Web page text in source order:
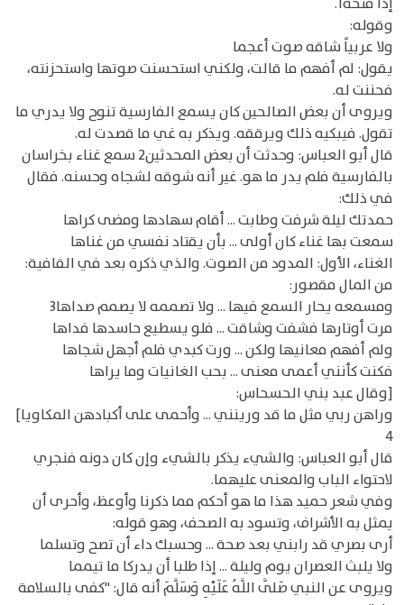
وقوله:
ولا عربياً شاقه صوت أعجما
يقول: لم أفهم ما قالت، ولكني استحسنت صوتها واستحزنته،
فحننت له.
ويروى أن بعض الصالحين كان يسمع الفارسية تنوح ولا يدري ما
تقول. فيبكيه ذلك ويرققه. ويذكر به غي ما قصدت له.
قال أبو العباس: وحدثت أن بعض المحدثين2 سمع غناء بخراسان
بالفارسية فلم يدر ما هو. غير أنه شوقه لشجاه وحسنه. فقال
في ذلك:
حمدتك ليلة شرفت وطابت ... أقام سهادها ومضى كراها
سمعت بها غناء كان أولى ... بأن يقتاد نفسي من غناها
الغناء، الأول: المدود من الصوت. والذي ذكره بعد في القافية:
من المال مقصور:
ومسمعه يحار السمع فيها ... ولا تصممه لا يصمم صداها3
مرت أوتارها فشفت وشاقت ... فلو يسطيع حاسدها فداها
ولم أفهم معانيها ولكن ... ورت كبدي فلم أجهل شجاها
فكنت كأنني أعمى معنى ... بحب الغانيات وما يراها
[وقال عبد بني الحسحاس:
وراهن ربي مثل ما قد ورينني ... وأحمى على أكبادهن المكاويا]
4
قال أبو العباس: والشيء يذكر بالشيء وإن كان دونه فنجري
لاحتواء الباب والمعنى عليهما.
وفي شعر حميد هذا ما هو أحكم مما ذكرنا وأوعظ، وأحرى أن
يمثل به الأشراف، وتسود به الصحف، وهو قوله:
أرى بصري قد رابني بعد صحة ... وحسبك داء أن تصح وتسلما
ولا يلبث العصران يوم وليلة ... إذا طلبا أن يدركا ما تيمما
ويروى عن النبي صَلَّى اللَّهُ عَلَيْهِ وَسَلَّمَ أنه قال: "كفى بالسلامة